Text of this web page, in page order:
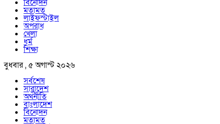
বিনোদন
মতামত
লাইফস্টাইল
অপরাধ
খেলা
ধর্ম
শিক্ষা
বুধবার , ৫ অগাস্ট ২০২৬
সর্বশেষ
সারাদেশ
অর্থনীতি
বাংলাদেশ
বিনোদন
মতামত